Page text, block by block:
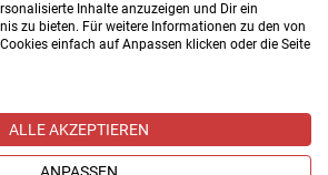
Inhalte anzuzeigen und Dir ein
zu bieten. Für weitere Informationen zu den von
einfach auf Anpassen klicken oder die Seite
ALLE AKZEPTIEREN
American Sports Store GmbH
Shop für amerikanische Sport-
Mehrwertsteuer zzgl.
Nachnahmegebühren, wenn nicht